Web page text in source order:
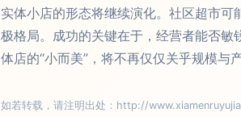
实体小店的形态将继续演化。社区超市
极格局。成功的关键在于，经营者能否
体店的“小而美”，将不再仅仅关乎规模与
如若转载，请注明出处：http://